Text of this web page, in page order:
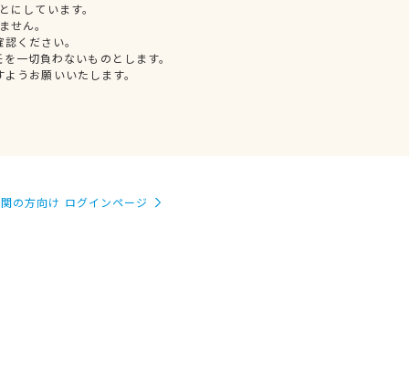
しています。
せん。
ください。
一切負わないものとします。
うお願いいたします。
の方向け ログインページ